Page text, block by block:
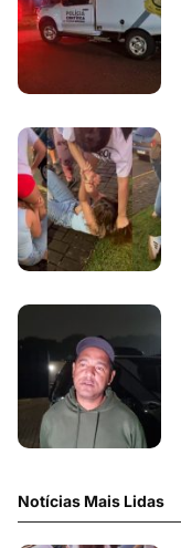
Notícias Mais Lidas